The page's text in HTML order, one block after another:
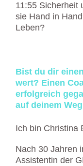
11:55 Sicherheit
sie Hand in
Leben?
Bist du dir
wert? Einen
erfolgreich
auf deinem
Ich bin Christina
Nach 30 Jahren
Assistentin der